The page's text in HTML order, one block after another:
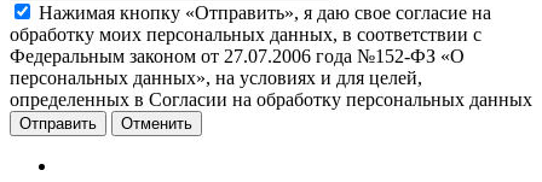
Нажимая кнопку «Отправить», я даю свое согласие на
обработку моих персональных данных, в соответствии с
Федеральным законом от 27.07.2006 года №152-ФЗ «О
персональных данных», на условиях и для целей,
определенных в Согласии на обработку персональных данных
Отменить